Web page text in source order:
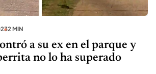
2 MIN
a su ex en el parque y
no lo ha superado